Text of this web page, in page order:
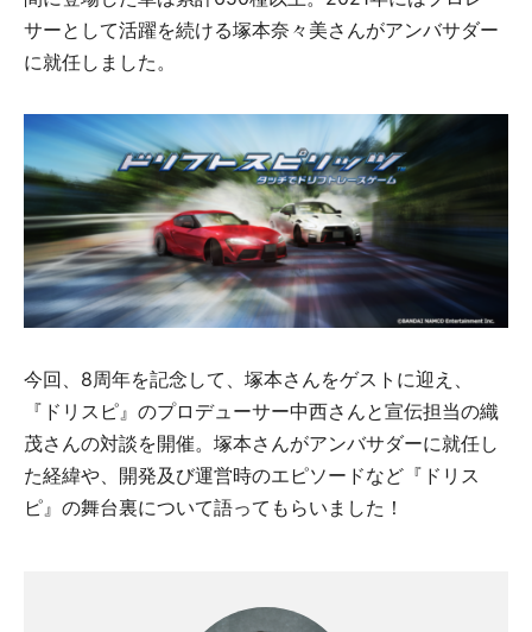
サーとして活躍を続ける塚本奈々美さんがアンバサダー
に就任しました。
今回、8周年を記念して、塚本さんをゲストに迎え、
『ドリスピ』のプロデューサー中西さんと宣伝担当の織
茂さんの対談を開催。塚本さんがアンバサダーに就任し
た経緯や、開発及び運営時のエピソードなど『ドリス
ピ』の舞台裏について語ってもらいました！